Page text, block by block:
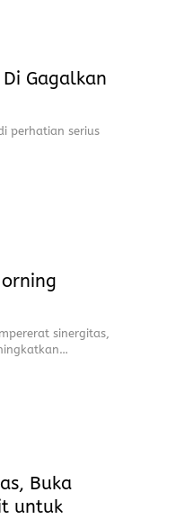
Gagalkan
perhatian serius
sinergitas,
Buka
untuk